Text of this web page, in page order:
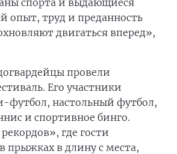
спорта и выдающиеся
опыт, труд и преданность
двигаться вперед»,
провели
Его участники
футбол, настольный футбол,
и спортивное бинго.
где гости
прыжках в длину с места,